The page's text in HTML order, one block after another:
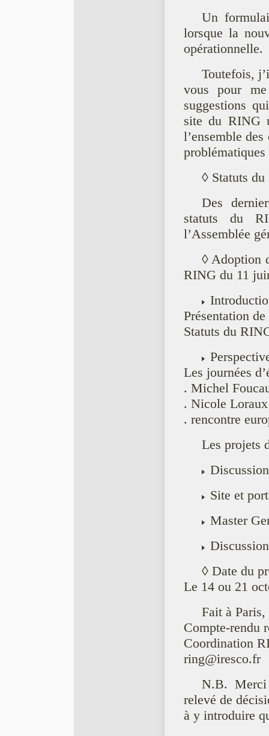
Un
lorsque la
opérationnelle.
Toutefois,
vous pour
suggestions
site du RING
l’ensemble
◊ Statuts
Des
statuts du
l’Assemblée
◊ Adoption
RING du 11
Présentation
Statuts du
Les journées
. Michel
. Nicole Loraux
. rencontre
Les projets
Discussion
Site et
Master
Discussion
◊ Date du
Le 14 ou 21
Fait à
Compte-rendu
Coordination
ring@iresco.fr
N.B.
relevé de
à y introduire